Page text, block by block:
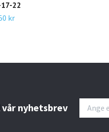
22
kr
nyhetsbrev